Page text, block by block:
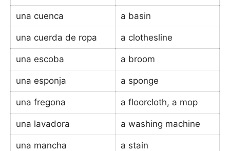
una cuenca a basin
una cuerda de ropa a clothesline
una escoba a broom
una esponja a sponge
una fregona a floorcloth, a mop
una lavadora a washing machine
una mancha a stain